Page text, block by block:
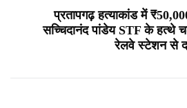
प्रतापगढ़ हत्याकांड में
सच्चिदानंद पांडेय STF के हत्थे
रेलवे स्टेशन से